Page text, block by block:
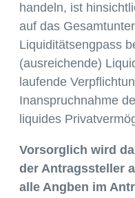
handeln, ist
auf das
Liquiditätsengpass
(ausreichende)
laufende
Inanspruchnahme
liquides
Vorsorglich wird
der Antragssteller
alle Angben im